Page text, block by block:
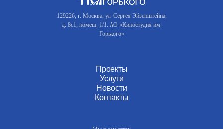
129226, г. Москва, ул. Сергея Эйзенштейна,
д. 8с1, помещ. 1/1. АО «Киностудия им.
Горького»
Проекты
Услуги
Новости
Контакты